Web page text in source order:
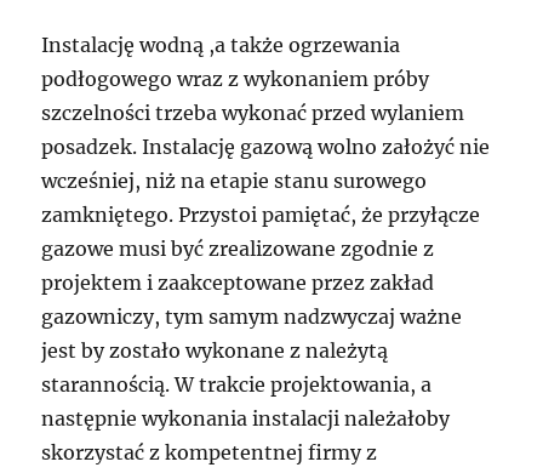
Instalację wodną ,a także ogrzewania
podłogowego wraz z wykonaniem próby
szczelności trzeba wykonać przed wylaniem
posadzek. Instalację gazową wolno założyć nie
wcześniej, niż na etapie stanu surowego
zamkniętego. Przystoi pamiętać, że przyłącze
gazowe musi być zrealizowane zgodnie z
projektem i zaakceptowane przez zakład
gazowniczy, tym samym nadzwyczaj ważne
jest by zostało wykonane z należytą
starannością. W trakcie projektowania, a
następnie wykonania instalacji należałoby
skorzystać z kompetentnej firmy z